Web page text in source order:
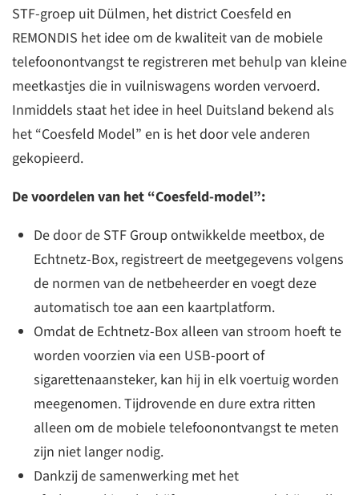
STF-groep uit Dülmen, het district Coesfeld en
REMONDIS het idee om de kwaliteit van de mobiele
telefoonontvangst te registreren met behulp van kleine
meetkastjes die in vuilniswagens worden vervoerd.
Inmiddels staat het idee in heel Duitsland bekend als
het “Coesfeld Model” en is het door vele anderen
gekopieerd.
De voordelen van het “Coesfeld-model”:
De door de STF Group ontwikkelde meetbox, de
Echtnetz-Box, registreert de meetgegevens volgens
de normen van de netbeheerder en voegt deze
automatisch toe aan een kaartplatform.
Omdat de Echtnetz-Box alleen van stroom hoeft te
worden voorzien via een USB-poort of
sigarettenaansteker, kan hij in elk voertuig worden
meegenomen. Tijdrovende en dure extra ritten
alleen om de mobiele telefoonontvangst te meten
zijn niet langer nodig.
Dankzij de samenwerking met het